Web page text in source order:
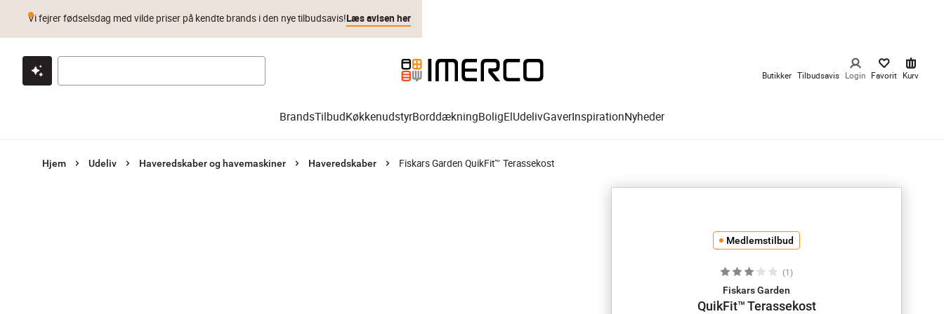
Klik & hent Byt i 1 år Prismatch
Vi fejrer fødselsdag med vilde priser på kendte brands i den nye tilbudsavis!Læs avisen her
Butikker Tilbudsavis Login Favorit Kurv
BrandsTilbudKøkkenudstyrBorddækningBoligElUdelivGaverInspirationNyheder
Hjem Udeliv Haveredskaber og havemaskiner Haveredskaber Fiskars Garden QuikFit™ Terassekost
Medlemstilbud
(1 )
Fiskars Garden
QuikFit™ Terassekost